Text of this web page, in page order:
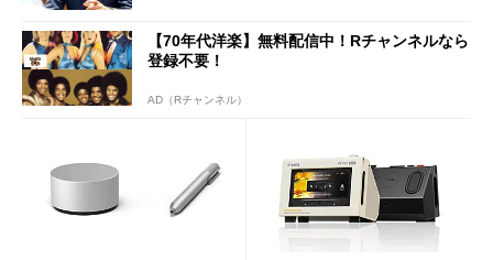
【70年代洋楽】無料配信中！Rチャンネルなら
登録不要！
AD（Rチャンネル）